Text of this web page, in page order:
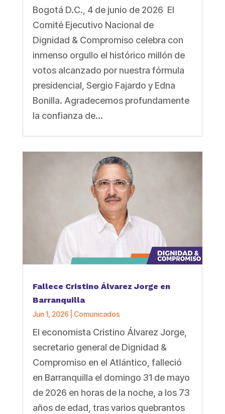
Bogotá D.C., 4 de junio de 2026 El
Comité Ejecutivo Nacional de
Dignidad & Compromiso celebra con
inmenso orgullo el histórico millón de
votos alcanzado por nuestra fórmula
presidencial, Sergio Fajardo y Edna
Bonilla. Agradecemos profundamente
la confianza de...
Fallece Cristino Álvarez Jorge en
Barranquilla
Jun 1, 2026 Comunicados
El economista Cristino Álvarez Jorge,
secretario general de Dignidad &
Compromiso en el Atlántico, falleció
en Barranquilla el domingo 31 de mayo
de 2026 en horas de la noche, a los 73
años de edad, tras varios quebrantos